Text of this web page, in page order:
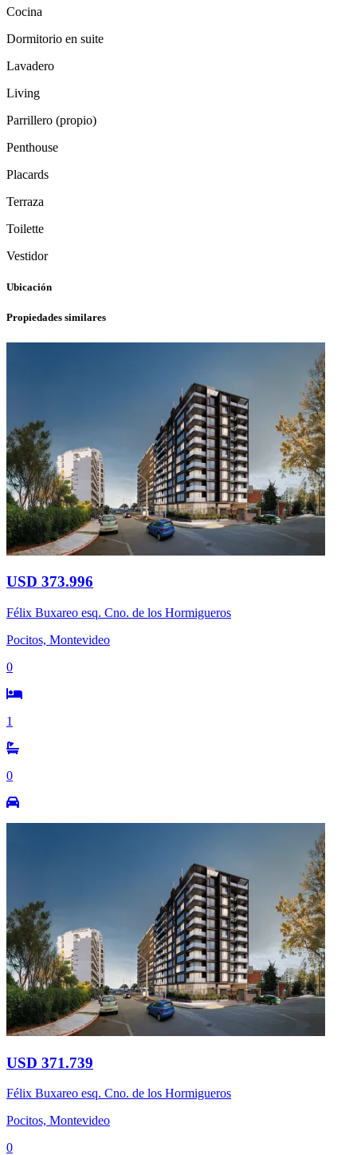
Cocina
Dormitorio en suite
Lavadero
Living
Parrillero (propio)
Penthouse
Placards
Terraza
Toilette
Vestidor
Ubicación
Propiedades similares
USD 373.996
Félix Buxareo esq. Cno. de los Hormigueros
Pocitos, Montevideo
0
1
0
USD 371.739
Félix Buxareo esq. Cno. de los Hormigueros
Pocitos, Montevideo
0